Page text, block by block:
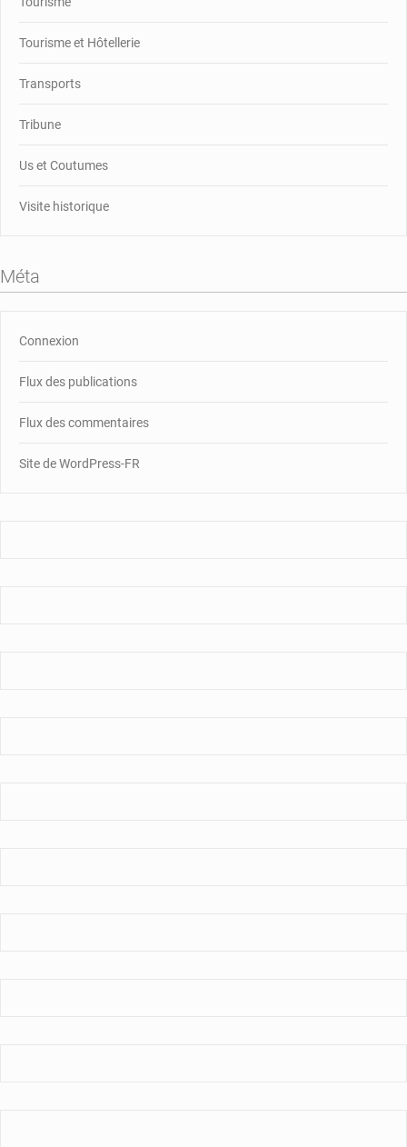
Tourisme et Hôtellerie
Transports
Tribune
Us et Coutumes
Visite historique
Méta
Connexion
Flux des publications
Flux des commentaires
Site de WordPress-FR